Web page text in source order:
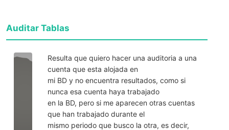
Auditar Tablas
Resulta que quiero hacer una auditoria a una
cuenta que esta alojada en
mi BD y no encuentra resultados, como si
nunca esa cuenta haya trabajado
en la BD, pero si me aparecen otras cuentas
que han trabajado durante el
mismo periodo que busco la otra, es decir,